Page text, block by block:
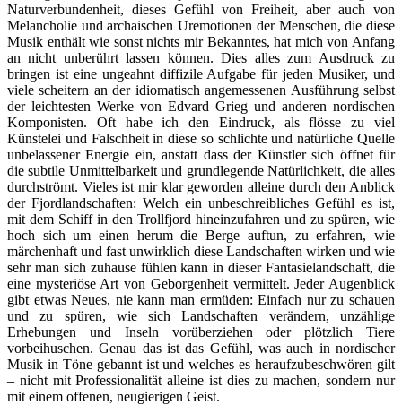
Naturverbundenheit, dieses Gefühl von Freiheit, aber auch von
Melancholie und archaischen Uremotionen der Menschen, die diese
Musik enthält wie sonst nichts mir Bekanntes, hat mich von Anfang
an nicht unberührt lassen können. Dies alles zum Ausdruck zu
bringen ist eine ungeahnt diffizile Aufgabe für jeden Musiker, und
viele scheitern an der idiomatisch angemessenen Ausführung selbst
der leichtesten Werke von Edvard Grieg und anderen nordischen
Komponisten. Oft habe ich den Eindruck, als flösse zu viel
Künstelei und Falschheit in diese so schlichte und natürliche Quelle
unbelassener Energie ein, anstatt dass der Künstler sich öffnet für
die subtile Unmittelbarkeit und grundlegende Natürlichkeit, die alles
durchströmt. Vieles ist mir klar geworden alleine durch den Anblick
der Fjordlandschaften: Welch ein unbeschreibliches Gefühl es ist,
mit dem Schiff in den Trollfjord hineinzufahren und zu spüren, wie
hoch sich um einen herum die Berge auftun, zu erfahren, wie
märchenhaft und fast unwirklich diese Landschaften wirken und wie
sehr man sich zuhause fühlen kann in dieser Fantasielandschaft, die
eine mysteriöse Art von Geborgenheit vermittelt. Jeder Augenblick
gibt etwas Neues, nie kann man ermüden: Einfach nur zu schauen
und zu spüren, wie sich Landschaften verändern, unzählige
Erhebungen und Inseln vorüberziehen oder plötzlich Tiere
vorbeihuschen. Genau das ist das Gefühl, was auch in nordischer
Musik in Töne gebannt ist und welches es heraufzubeschwören gilt
– nicht mit Professionalität alleine ist dies zu machen, sondern nur
mit einem offenen, neugierigen Geist.